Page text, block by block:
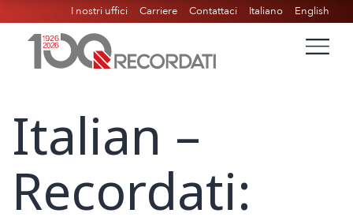
I nostri uffici Carriere Contattaci Italiano English
Italian –
Recordati: